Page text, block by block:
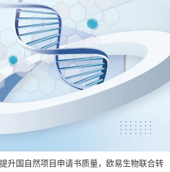
升国自然项目申请书质量，欧易生物联合转